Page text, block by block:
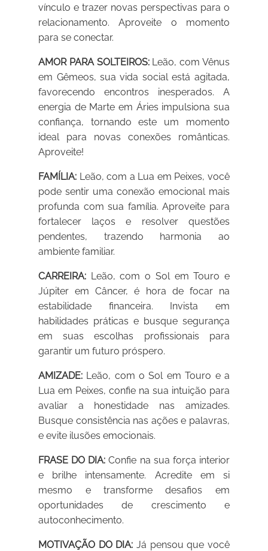
vínculo e trazer novas perspectivas para o
relacionamento. Aproveite o momento
para se conectar.
AMOR PARA SOLTEIROS:Leão, com Vênus
em Gêmeos, sua vida social está agitada,
favorecendo encontros inesperados. A
energia de Marte em Áries impulsiona sua
confiança, tornando este um momento
ideal para novas conexões românticas.
Aproveite!
FAMÍLIA: Leão, com a Lua em Peixes, você
pode sentir uma conexão emocional mais
profunda com sua família. Aproveite para
fortalecer laços e resolver questões
pendentes, trazendo harmonia ao
ambiente familiar.
CARREIRA: Leão, com o Sol em Touro e
Júpiter em Câncer, é hora de focar na
estabilidade financeira. Invista em
habilidades práticas e busque segurança
em suas escolhas profissionais para
garantir um futuro próspero.
AMIZADE: Leão, com o Sol em Touro e a
Lua em Peixes, confie na sua intuição para
avaliar a honestidade nas amizades.
Busque consistência nas ações e palavras,
e evite ilusões emocionais.
FRASE DO DIA: Confie na sua força interior
e brilhe intensamente. Acredite em si
mesmo e transforme desafios em
oportunidades de crescimento e
autoconhecimento.
MOTIVAÇÃO DO DIA: Já pensou que você